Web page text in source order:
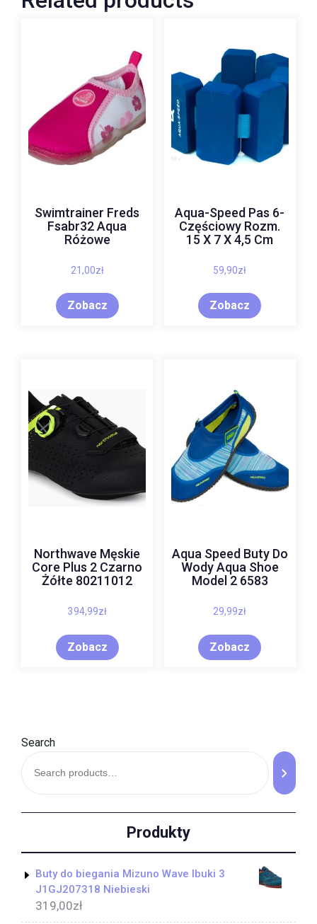
Swimtrainer Freds
Fsabr32 Aqua
Różowe
21,00zł
Zobacz
Aqua-Speed Pas 6-
Częściowy Rozm.
15 X 7 X 4,5 Cm
59,90zł
Zobacz
Northwave Męskie
Core Plus 2 Czarno
Żółte 80211012
394,99zł
Zobacz
Aqua Speed Buty Do
Wody Aqua Shoe
Model 2 6583
29,99zł
Zobacz
Search
Produkty
Buty do biegania Mizuno Wave Ibuki 3
J1GJ207318 Niebieski
319,00zł